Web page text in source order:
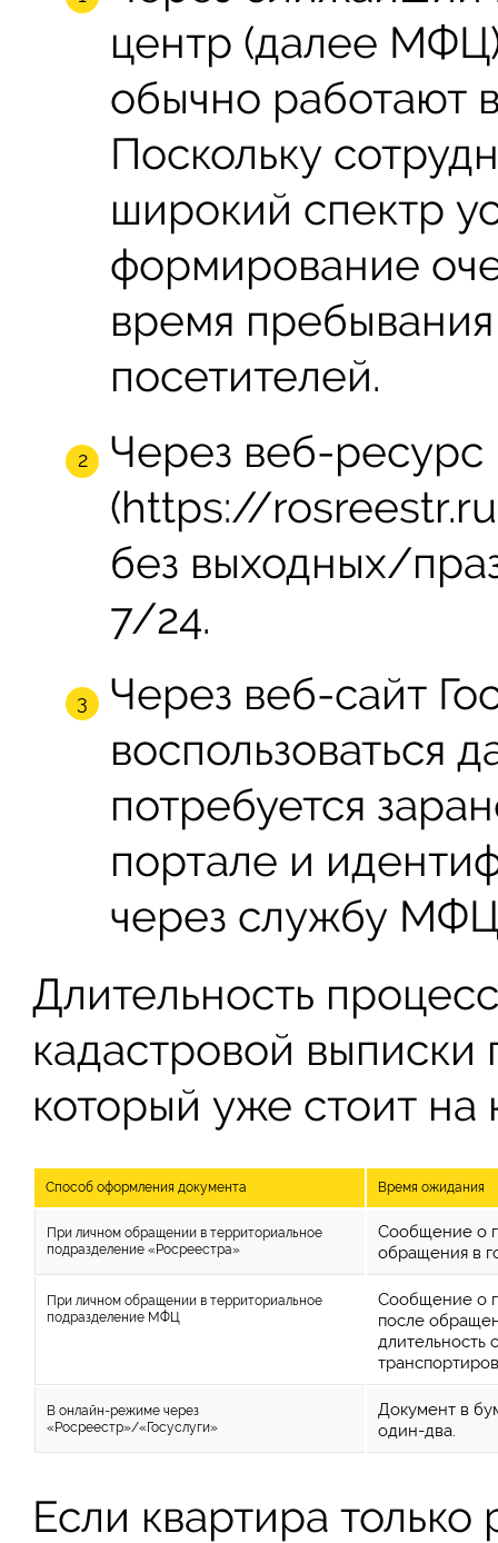
центр (далее
обычно работают
Поскольку
широкий спектр
формирование
время
посетителей.
Через веб-
(https://
без выходных/
7/24.
Через веб-сайт
воспользоваться
потребуется
портале и
через службу
Длительность
кадастровой
который уже стоит на
Способ оформления документа Время ожидания
При личном обращении в территориальное
подразделение «Росреестра»
Сообщение о
обращения в
При личном обращении в территориальное
подразделение МФЦ
Сообщение о
после
длительность
В онлайн-режиме через
«Росреестр»/«Госуслуги»
Документ в
один-два.
Если квартира только